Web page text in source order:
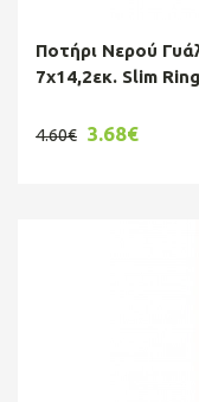
Ποτήρι Νερού
7x14,2εκ. Slim
4.60€ 3.68€